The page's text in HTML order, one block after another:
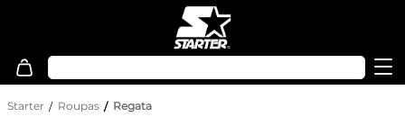
Starter Roupas Regata